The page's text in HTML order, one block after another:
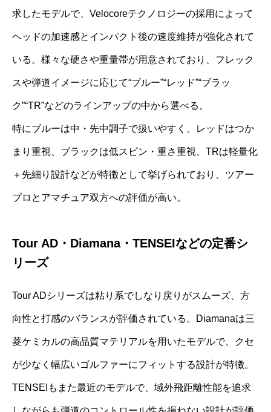
求したモデルで、Velocoreテクノロジーの採用によって
ヘッドの加速感とインパクト後の速度維持が強化されて
いる。様々な硬さや重量帯が用意されており、フレック
スや弾道イメージに応じて“ブルー”“レッド”“ブラッ
ク”“TR”などのラインアップの中から選べる。
特にブルーは中・先中調子で扱いやすく、レッドはつか
まり重視、ブラックは低スピン・重さ重視、TRは軽量化
＋先細り設計などが特徴として挙げられており、ツアー
プロとアマチュア双方への評価が高い。
Tour AD・Diamana・TENSEIなどの定番シ
リーズ
Tour ADシリーズは粘り系でしなり戻りがスムーズ、方
向性と打感のバランスが評価されている。Diamanaは三
菱ケミカルの高品質マテリアルを用いたモデルで、クセ
が少なく幅広いゴルファーにフィットする設計が特徴。
TENSEIもまた最近のモデルで、域外飛距離性能を追求